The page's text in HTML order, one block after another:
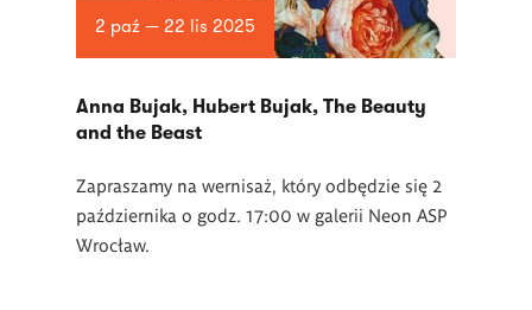
2 paź — 22 lis 2025
Anna Bujak, Hubert Bujak, The Beauty
and the Beast
Zapraszamy na wernisaż, który odbędzie się 2
października o godz. 17:00 w galerii Neon ASP
Wrocław.